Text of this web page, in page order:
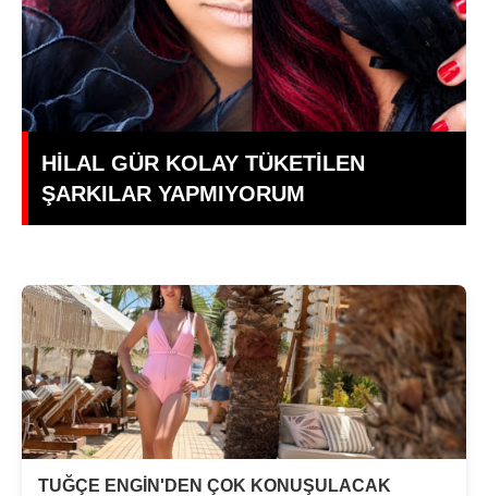
Dünya Yıldızı Antalya'da: ,Türkiye'ye
Transfer mi Oluyor?
TUĞÇE ENGİN'DEN ÇOK KONUŞULACAK